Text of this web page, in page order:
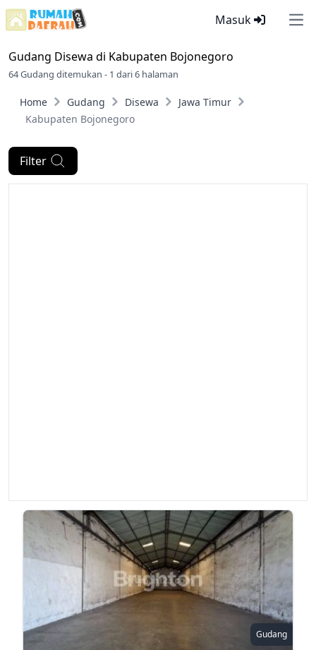
Masuk
Gudang Disewa di Kabupaten Bojonegoro
64 Gudang ditemukan - 1 dari 6 halaman
Home Gudang Disewa
Jawa Timur
Kabupaten Bojonegoro
Filter
Gudang